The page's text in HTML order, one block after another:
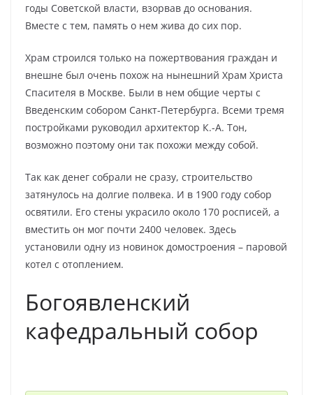
годы Советской власти, взорвав до основания.
Вместе с тем, память о нем жива до сих пор.
Храм строился только на пожертвования граждан и
внешне был очень похож на нынешний Храм Христа
Спасителя в Москве. Были в нем общие черты с
Введенским собором Санкт-Петербурга. Всеми тремя
постройками руководил архитектор К.-А. Тон,
возможно поэтому они так похожи между собой.
Так как денег собрали не сразу, строительство
затянулось на долгие полвека. И в 1900 году собор
освятили. Его стены украсило около 170 росписей, а
вместить он мог почти 2400 человек. Здесь
установили одну из новинок домостроения – паровой
котел с отоплением.
Богоявленский
кафедральный собор